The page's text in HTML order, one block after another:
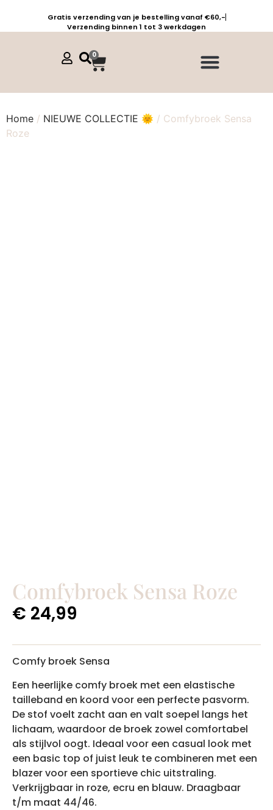
Gratis verzending van je bestelling vanaf €60,-
Verzending binnen 1 tot 3 werkdagen
0
Home / NIEUWE COLLECTIE 🌞 / Comfybroek Sensa
Roze
Comfybroek Sensa Roze
€ 24,99
Comfy broek Sensa
Een heerlijke comfy broek met een elastische
tailleband en koord voor een perfecte pasvorm.
De stof voelt zacht aan en valt soepel langs het
lichaam, waardoor de broek zowel comfortabel
als stijlvol oogt. Ideaal voor een casual look met
een basic top of juist leuk te combineren met een
blazer voor een sportieve chic uitstraling.
Verkrijgbaar in roze, ecru en blauw. Draagbaar
t/m maat 44/46.